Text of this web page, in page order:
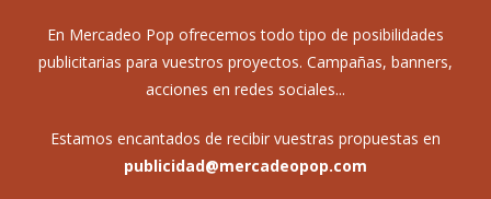
En Mercadeo Pop ofrecemos todo tipo de posibilidades
publicitarias para vuestros proyectos. Campañas, banners,
acciones en redes sociales...
Estamos encantados de recibir vuestras propuestas en
publicidad@mercadeopop.com